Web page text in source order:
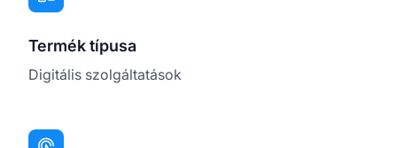
Termék típusa
Digitális szolgáltatások